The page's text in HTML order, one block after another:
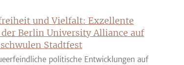
und Vielfalt: Exzellente
der Berlin University Alliance auf
Stadtfest
politische Entwicklungen auf